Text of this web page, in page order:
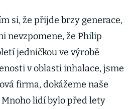
si, že přijde brzy generace,
nevzpomene, že Philip
jedničkou ve výrobě
v oblasti inhalace, jsme
firma, dokážeme naše
lidí bylo před lety